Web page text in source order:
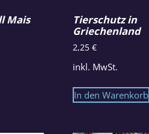
Mais
Tierschutz in
Griechenland
2,25€
inkl. MwSt.
In den Warenkorb